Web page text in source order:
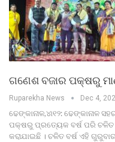
ଗଣେଶ ବଜାର ପକ୍ଷରୁ
Ruparekha News Dec 4,
ଢେଙ୍କାନାଳ,୪ା୧୨: ଢେଙ୍କାନାଳ
ପକ୍ଷରୁ ପ୍ରତ୍ୟେକ ବର୍ଷ ପରି ଚଳିତ
କରାଯାଇଛି । ଚଳିତ ବର୍ଷ ଏହି